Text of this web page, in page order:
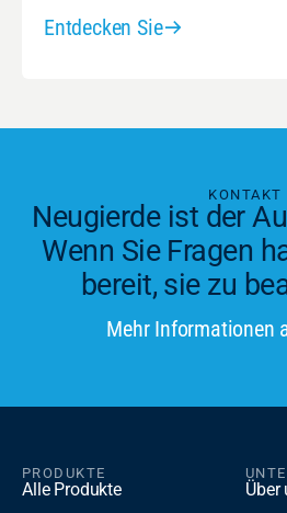
Entdecken Sie
KONTAKT
Neugierde ist der
Wenn Sie Fragen
bereit, sie zu
Mehr Informationen
PRODUKTE
Alle Produkte
Über